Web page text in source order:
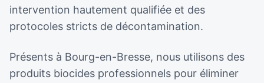
intervention hautement qualifiée et des
protocoles stricts de décontamination.
Présents à Bourg-en-Bresse, nous utilisons des
produits biocides professionnels pour éliminer